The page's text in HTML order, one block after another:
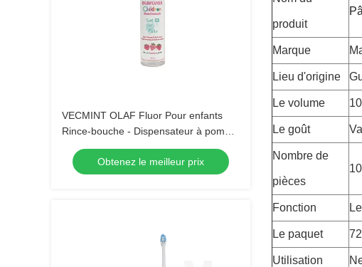
VECMINT OLAF Fluor Pour enfants
Rince-bouche - Dispensateur à pompe
de 100 ml Arôme de fraise Défense du
sucre anti-cavité Soins buccaux sûrs à
avaler
Obtenez le meilleur prix
produit
Marque
Lieu d'origine
Le volume
Le goût
Nombre de
pièces
Fonction
Le paquet
Utilisation